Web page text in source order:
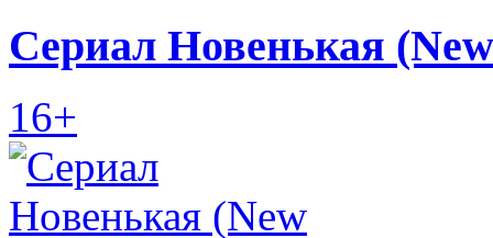
Сериал Новенькая
16+